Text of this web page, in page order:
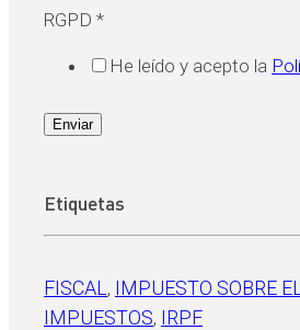
RGPD *
He leído y acepto la
Enviar
Etiquetas
FISCAL , IMPUESTO SOBRE
IMPUESTOS, IRPF